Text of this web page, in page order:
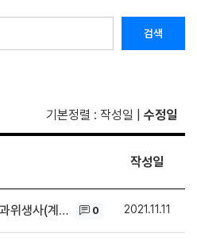
검색
기본정렬 : 작성일 수정일
작성일
[신촌세브란스 치과병원] - 치과위생사(계약직) 채용 0 2021.11.11